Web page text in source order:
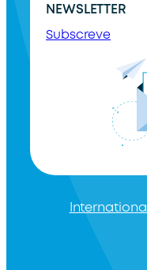
NEWSLETTER
Subscreve
International